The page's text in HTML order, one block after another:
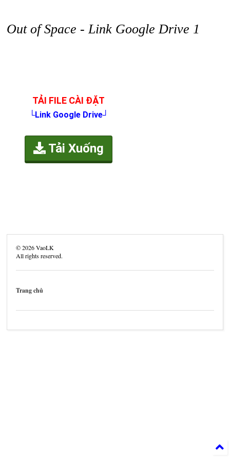
Out of Space - Link Google Drive 1
TẢI FILE CÀI ĐẶT
└Link Google Drive┘
Tải Xuống
©2026VaoLK
All rights reserved.
Trang chủ